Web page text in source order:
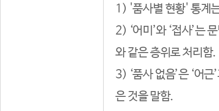
1) '품사별 현황' 통계
2) ‘어미’와 ‘접사’는
와 같은 층위로 처리함.
3) ‘품사 없음’은 ‘어
은 것을 말함.